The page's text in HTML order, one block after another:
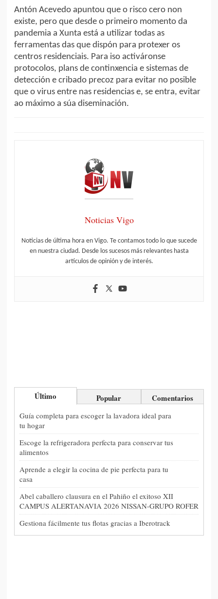
Antón Acevedo apuntou que o risco cero non
existe, pero que desde o primeiro momento da
pandemia a Xunta está a utilizar todas as
ferramentas das que dispón para protexer os
centros residenciais. Para iso activáronse
protocolos, plans de continxencia e sistemas de
detección e cribado precoz para evitar no posible
que o virus entre nas residencias e, se entra, evitar
ao máximo a súa diseminación.
Noticias Vigo
Noticias de última hora en Vigo. Te contamos todo lo que sucede
en nuestra ciudad. Desde los sucesos más relevantes hasta
artículos de opinión y de interés.
Último Popular Comentarios
Guía completa para escoger la lavadora ideal para
tu hogar
Escoge la refrigeradora perfecta para conservar tus
alimentos
Aprende a elegir la cocina de pie perfecta para tu
casa
Abel caballero clausura en el Pahiño el exitoso XII
CAMPUS ALERTANAVIA 2026 NISSAN-GRUPO ROFER
Gestiona fácilmente tus flotas gracias a Iberotrack